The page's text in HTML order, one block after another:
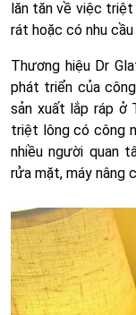
lăn tăn về việc
rát hoặc có nhu
Thương hiệu Dr
phát triển của
sản xuất lắp ráp ở
triệt lông có công
nhiều người quan
rửa mặt, máy nâng